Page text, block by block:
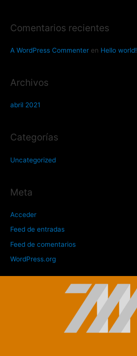
Comentarios recientes
A WordPress Commenter en Hello world!
Archivos
abril 2021
Categorías
Uncategorized
Meta
Acceder
Feed de entradas
Feed de comentarios
WordPress.org